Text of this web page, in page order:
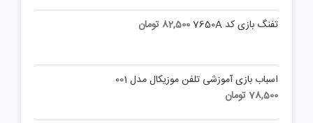
was:
1,350,000 تومان.
is:
1,080,000 تومان.
تفنگ بازی کد 7650A 82,500 تومان
اسباب بازی آموزشی تلفن موزیکال مدل 001
78,500تومان